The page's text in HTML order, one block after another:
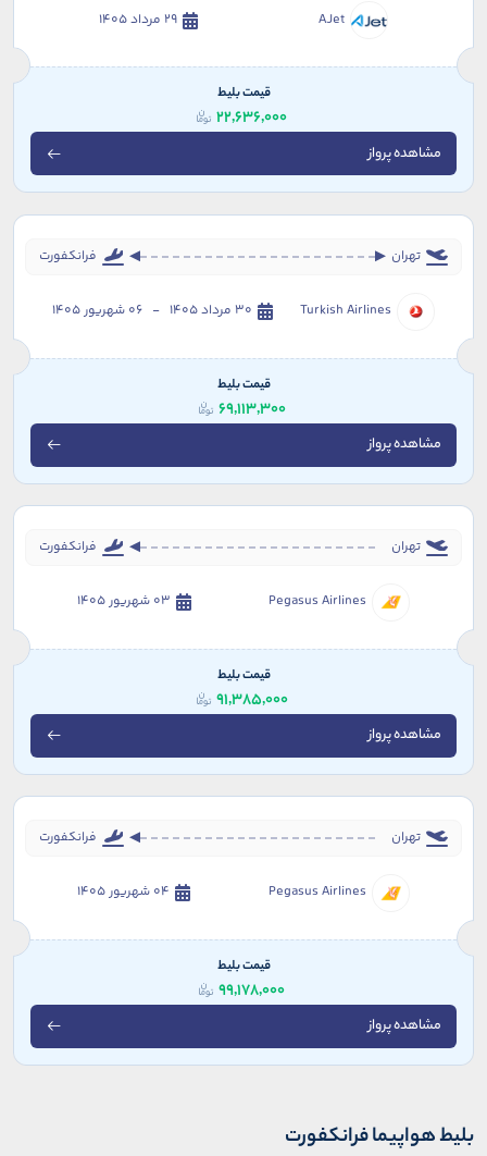
AJet 29 مرداد 1405
قیمت بلیط
22,636,000
مشاهده پرواز
تهران فرانکفورت
Turkish Airlines 30 مرداد 1405 - 06 شهریور 1405
قیمت بلیط
69,113,300
مشاهده پرواز
تهران فرانکفورت
Pegasus Airlines 03 شهریور 1405
قیمت بلیط
91,385,000
مشاهده پرواز
تهران فرانکفورت
Pegasus Airlines 04 شهریور 1405
قیمت بلیط
99,178,000
مشاهده پرواز
بلیط هواپیما فرانکفورت